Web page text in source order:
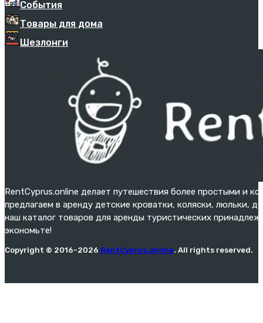
События
Товары для дома
Шезлонги
RentCyprus.online делает путешествия более простыми и
предлагаем в аренду детские кроватки, коляски, люльки,
наш каталог товаров для аренды туристических
экономьте!
Copyright © 2016-2026 RentCyprus.online. All rights reserved.